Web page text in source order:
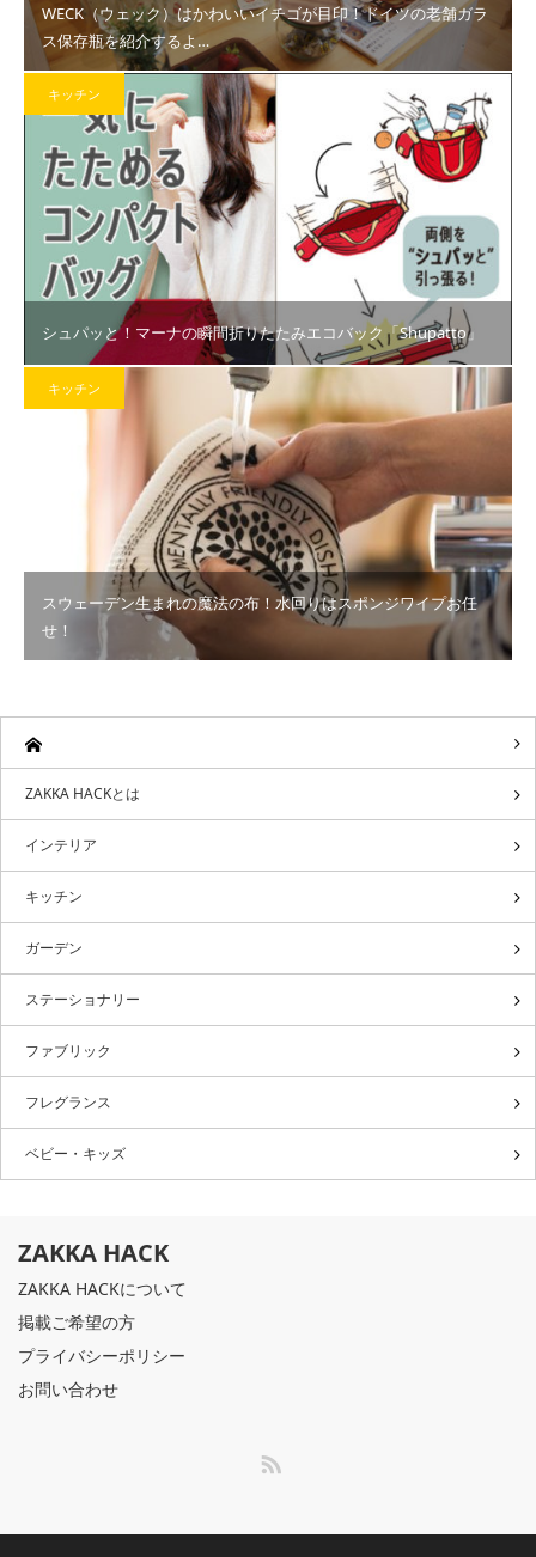
WECK（ウェック）はかわいいイチゴが目印！ドイツの老舗ガラ
ス保存瓶を紹介するよ…
キッチン
シュパッと！マーナの瞬間折りたたみエコバック「Shupatto」
キッチン
スウェーデン生まれの魔法の布！水回りはスポンジワイプお任
せ！
ZAKKA HACKとは
インテリア
キッチン
ガーデン
ステーショナリー
ファブリック
フレグランス
ベビー・キッズ
ZAKKA HACK
ZAKKA HACKについて
掲載ご希望の方
プライバシーポリシー
お問い合わせ